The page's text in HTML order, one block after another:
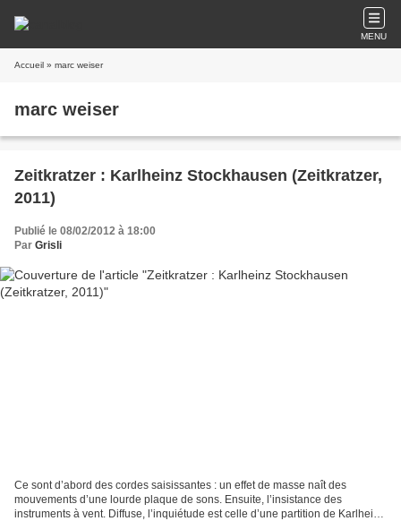
MENU
Accueil » marc weiser
marc weiser
Zeitkratzer : Karlheinz Stockhausen (Zeitkratzer,
2011)
Publié le 08/02/2012 à 18:00
Par Grisli
Ce sont d’abord des cordes saisissantes : un effet de masse naît des
mouvements d’une lourde plaque de sons. Ensuite, l’insistance des
instruments à vent. Diffuse, l’inquiétude est celle d’une partition de Karlheinz